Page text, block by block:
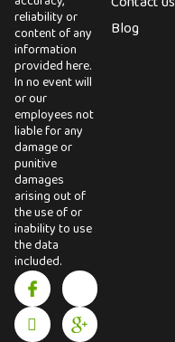
reliability or
content of any
information
provided here.
In no event will
or our
employees not
liable for any
damage or
punitive
damages
arising out of
the use of or
inability to use
the data
included.
I
c
o
n
X
t
w
I
n
s
t
I
o
n
Blog